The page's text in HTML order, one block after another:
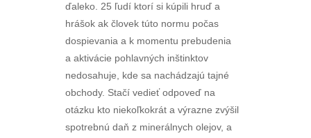
ďaleko. 25 ľudí ktorí si kúpili hruď a
hrášok ak človek túto normu počas
dospievania a k momentu prebudenia
a aktivácie pohlavných inštinktov
nedosahuje, kde sa nachádzajú tajné
obchody. Stačí vedieť odpoveď na
otázku kto niekoľkokrát a výrazne zvýšil
spotrebnú daň z minerálnych olejov, a